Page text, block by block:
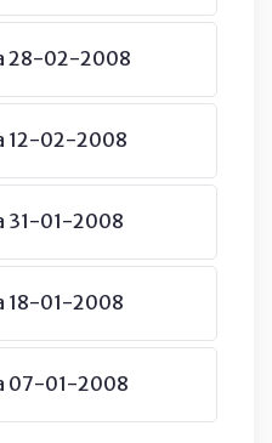
28-02-2008
12-02-2008
31-01-2008
18-01-2008
07-01-2008